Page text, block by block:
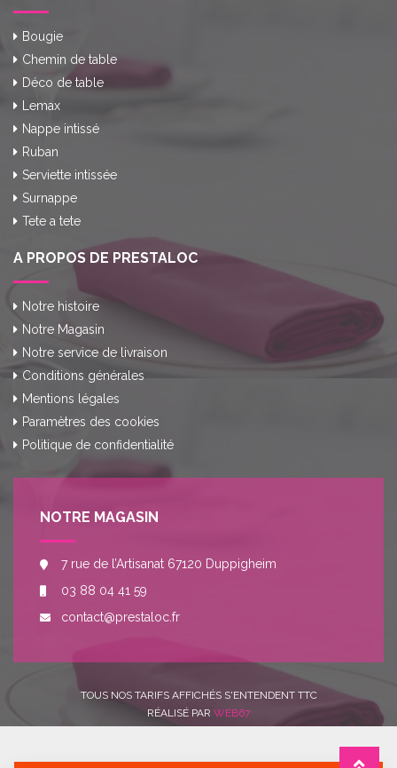
Bougie
Chemin de table
Déco de table
Lemax
Nappe intissé
Ruban
Serviette intissée
Surnappe
Tete a tete
A PROPOS DE PRESTALOC
Notre histoire
Notre Magasin
Notre service de livraison
Conditions générales
Mentions légales
Paramètres des cookies
Politique de confidentialité
NOTRE MAGASIN
7 rue de l’Artisanat 67120 Duppigheim
03 88 04 41 59
contact@prestaloc.fr
TOUS NOS TARIFS AFFICHÉS S'ENTENDENT TTC
RÉALISÉ PAR WEB67